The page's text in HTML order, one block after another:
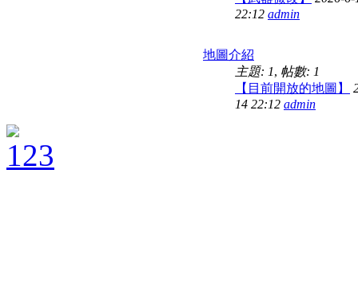
22:12 admin
地圖介紹
主題: 1, 帖數: 1
【目前開放的地圖】
14 22:12 admin